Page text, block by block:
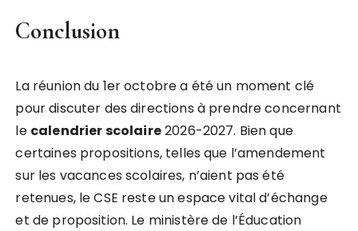
Conclusion
La réunion du 1er octobre a été un moment clé
pour discuter des directions à prendre concernant
le calendrierscolaire2026-2027. Bien que
certaines propositions, telles que l’amendement
sur les vacances scolaires, n’aient pas été
retenues, le CSE reste un espace vital d’échange
et de proposition. Le ministère de l’Éducation